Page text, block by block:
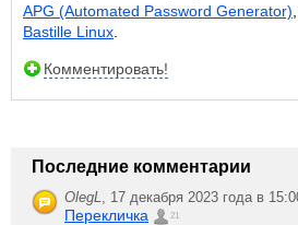
APG (Automated Password Generator)
Bastille Linux
Комментировать!
Последние комментарии
OlegL, 17 декабря 2023 года в
Перекличка 21